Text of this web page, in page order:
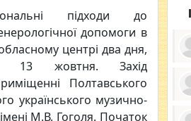
підходи до
допомоги в
центрі два дня,
13 жовтня. Захід
Полтавського
українського музично-
М.В. Гоголя. Початок